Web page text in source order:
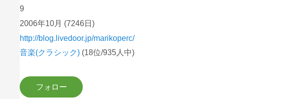
9
2006年10月 (7246日)
http://blog.livedoor.jp/marikoperc/
音楽(クラシック) (18位/935人中)